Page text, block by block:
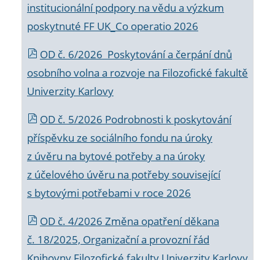
institucionální podpory na vědu a výzkum
poskytnuté FF UK_Co operatio 2026
OD č. 6/2026 Poskytování a čerpání dnů
osobního volna a rozvoje na Filozofické fakultě
Univerzity Karlovy
OD č. 5/2026 Podrobnosti k poskytování
příspěvku ze sociálního fondu na úroky
z úvěru na bytové potřeby a na úroky
z účelového úvěru na potřeby související
s bytovými potřebami v roce 2026
OD č. 4/2026 Změna opatření děkana
č. 18/2025, Organizační a provozní řád